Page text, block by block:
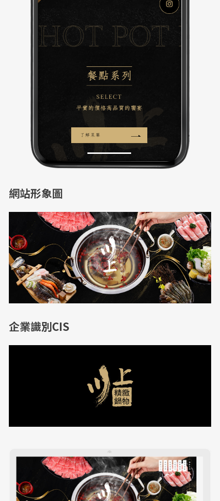
網站形象圖
企業識別CIS